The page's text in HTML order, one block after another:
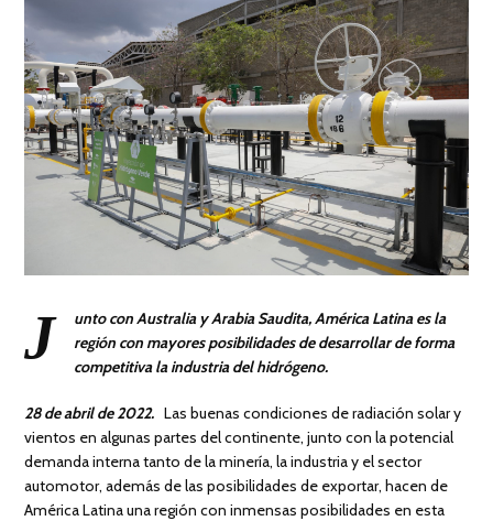
2022
J
unto con Australia y Arabia Saudita, América Latina es la
región con mayores posibilidades de desarrollar de forma
competitiva la industria del hidrógeno.
28 de abril de 2022. Las buenas condiciones de radiación solar y
vientos en algunas partes del continente, junto con la potencial
demanda interna tanto de la minería, la industria y el sector
automotor, además de las posibilidades de exportar, hacen de
América Latina una región con inmensas posibilidades en esta